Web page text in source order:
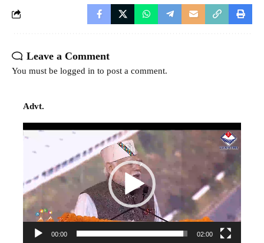
Leave a Comment
You must be logged in to post a comment.
Advt.
Video
00:00 02:00